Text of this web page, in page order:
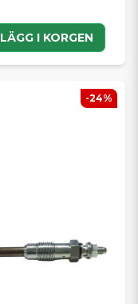
LÄGG I KORGEN
-24%